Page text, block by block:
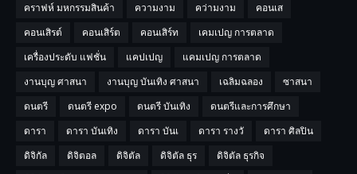
คราฟห์ มหกรรมสินค้า
ความงาม คว่ามงาม
คอนเส
คอนเสิรต์
คอนเสิร์ต คอนเสิร์ท
เคมเปญ การตลาด
เครื่องประดับ แฟชั่น
แคปเปญ
แคมเปญ การตลาด
งานบุญ ศาสนา
งานบุญ บันเทิง ศาสนา เฉลิมฉลอง
ซาสนา
ดนตรี
ดนตรี expo ดนตรี บันเทิง
ดนตรีและการศึกษา
ดารา
ดารา บันเทิง ดารา บันเ ดารา รางวั
ดารา ศิลปิน
ดิจิกัล
ดิจิตอล ดิจิตัล ดิจิตัล ธุร
ดิจิตัล ธุรกิจ